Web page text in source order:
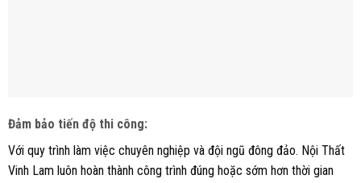
Đảm bảo tiến độ thi công:
Với quy trình làm việc chuyên nghiệp và đội ngũ đông đảo. Nội Thất
Vinh Lam luôn hoàn thành công trình đúng hoặc sớm hơn thời gian